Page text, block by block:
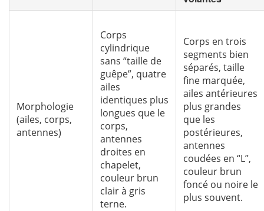
Morphologie
(ailes, corps,
antennes)
Corps
cylindrique
sans “taille de
guêpe”, quatre
ailes
identiques plus
longues que le
corps,
antennes
droites en
chapelet,
couleur brun
clair à gris
terne.
Corps en trois
segments bien
séparés, taille
fine marquée,
ailes antérieures
plus grandes
que les
postérieures,
antennes
coudées en “L”,
couleur brun
foncé ou noire le
plus souvent.